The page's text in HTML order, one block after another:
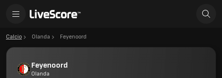
Calcio Olanda Feyenoord
Feyenoord
Olanda